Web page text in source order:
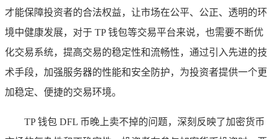
才能保障投资者的合法权益，让市场在公平、公正、透明的环
境中健康发展，对于 TP 钱包等交易平台来说，也需要不断优
化交易系统，提高交易的稳定性和流畅性，通过引入先进的技
术手段，加强服务器的性能和安全防护，为投资者提供一个更
加稳定、便捷的交易环境。
TP 钱包 DFL 币晚上卖不掉的问题，深刻反映了加密货币